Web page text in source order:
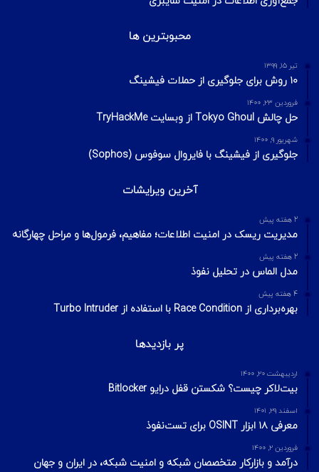
آخرین تایپیک ها
تکنیک‌های شناسایی میزبان در شبکه با ابزار Nmap
2 هفته پیش
اسکن شبکه چیست؟ معرفی انواع اسکن و فلگ‌های TCP
2 هفته پیش
جمع‌آوری اطلاعات در امنیت سایبری
محبوبترین ها
فروردین ۲۳, ۱۴۰۰
حل چالش Tokyo Ghoul از وبسایت TryHackMe
شهریور ۹, ۱۴۰۰
جلوگیری از فیشینگ با فایروال سوفوس (Sophos)